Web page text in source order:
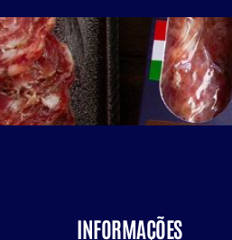
INFORMAÇÕES